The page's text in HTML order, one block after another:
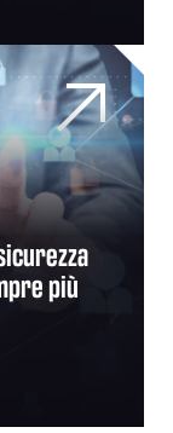
al primo
più